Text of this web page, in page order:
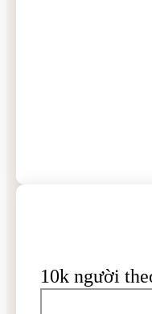
10k người